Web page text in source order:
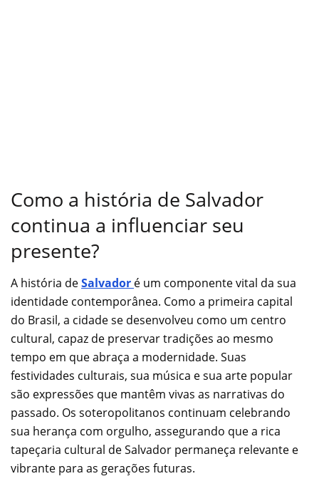
Como a história de Salvador
continua a influenciar seu
presente?
A história deSalvador é um componente vital da sua
identidade contemporânea. Como a primeira capital
do Brasil, a cidade se desenvolveu como um centro
cultural, capaz de preservar tradições ao mesmo
tempo em que abraça a modernidade. Suas
festividades culturais, sua música e sua arte popular
são expressões que mantêm vivas as narrativas do
passado. Os soteropolitanos continuam celebrando
sua herança com orgulho, assegurando que a rica
tapeçaria cultural de Salvador permaneça relevante e
vibrante para as gerações futuras.